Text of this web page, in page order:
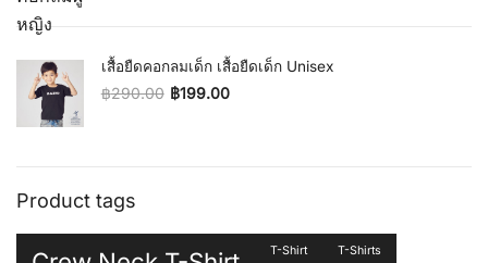
Original price was: ฿390.00.
Current price is: ฿299.00.
เสื้อยืดคอกลมเด็ก เสื้อยืดเด็ก Unisex
฿290.00
Original price was: ฿290.00.
฿199.00
Current price is: ฿199.00.
Product tags
T-Shirt T-Shirts